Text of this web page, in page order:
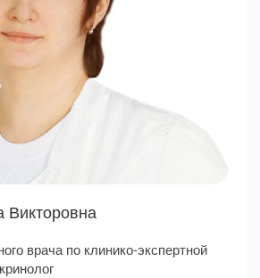
врача по клинико-экспертной